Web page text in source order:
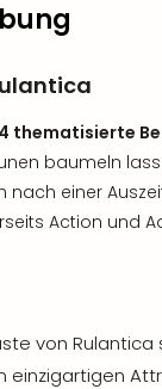
thematisierte
baumeln
nach einer
Action und
von
einzigartigen